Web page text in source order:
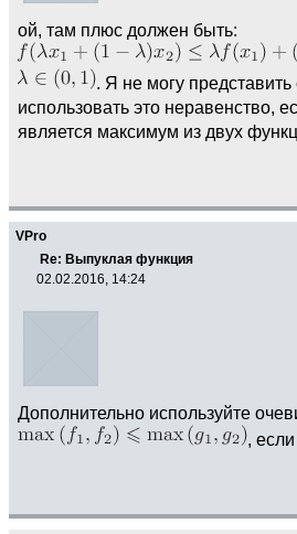
ой, там плюс должен быть:
. Я не могу представить
использовать это неравенство,
является максимум из двух
VPro
Re: Выпуклая функция
02.02.2016, 14:24
Дополнительно используйте
, если